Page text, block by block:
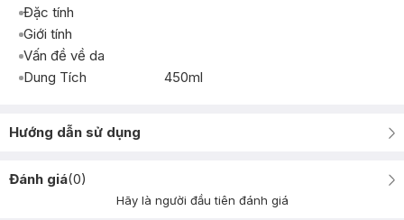
Đặc tính
Giới tính
Vấn đề về da
Dung Tích
450ml
Hướng dẫn sử dụng
Đánh giá(0)
Hãy là người đầu tiên đánh giá